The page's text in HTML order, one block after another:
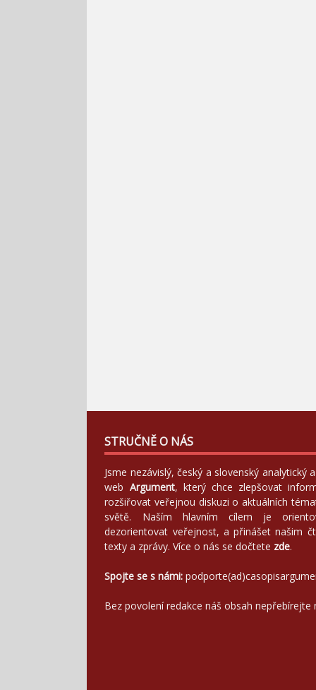
STRUČNĚ O NÁS
Jsme nezávislý, český a slovenský analytický
web Argument, který chce zlepšovat
rozšiřovat veřejnou diskuzi o aktuálních
světě. Naším hlavním cílem je
dezorientovat veřejnost, a přinášet našim
texty a zprávy. Více o nás se dočtete zde.
Spojte se s námi:
Bez povolení redakce náš obsah nepřebírejte